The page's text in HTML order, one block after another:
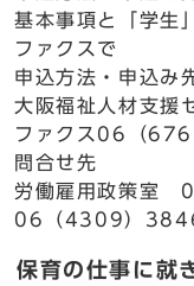
基本事項と「学生
ファクスで
申込方法・申込
大阪福祉人材支
ファクス06（
問合せ先
労働雇用政策室
06（4309）
保育の仕事に就